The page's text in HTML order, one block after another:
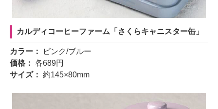
カルディコーヒーファーム「さくらキャニスター缶」
カラー：
ピンク/ブルー
価格： 各689円
サイズ： 約145×80mm